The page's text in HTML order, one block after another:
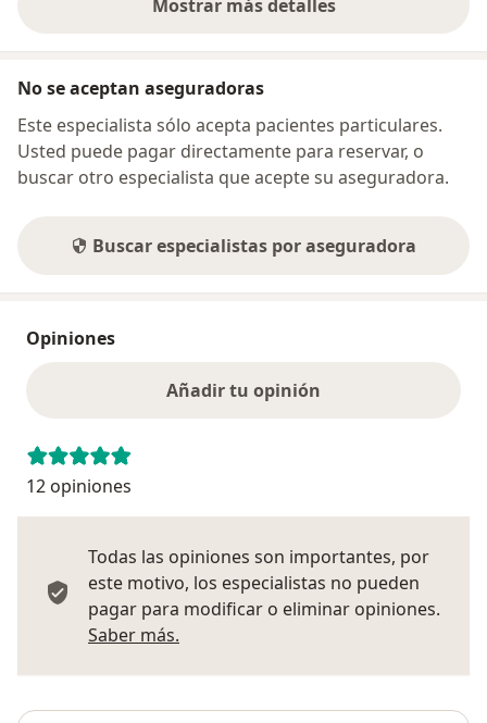
Mostrar más detalles
sobre la dirección
No se aceptan aseguradoras
Este especialista sólo acepta pacientes particulares.
Usted puede pagar directamente para reservar, o
buscar otro especialista que acepte su aseguradora.
Buscar especialistas por aseguradora
Opiniones
Añadir tu opinión
12 opiniones
Todas las opiniones son importantes, por
este motivo, los especialistas no pueden
pagar para modificar o eliminar opiniones.
Saber más.